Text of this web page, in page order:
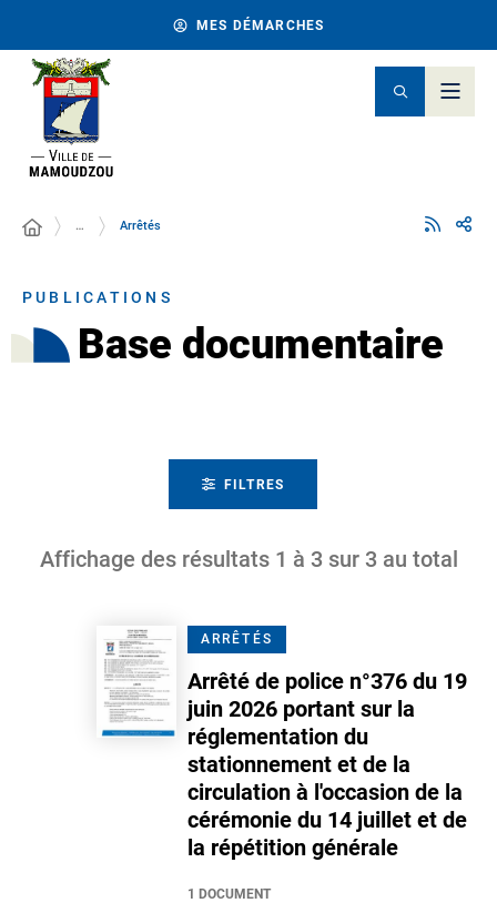
MES DÉMARCHES
… Arrêtés
PUBLICATIONS
Base documentaire
FILTRES
Affichage des résultats 1 à 3 sur 3 au total
ARRÊTÉS
Arrêté de police n°376 du 19
juin 2026 portant sur la
réglementation du
stationnement et de la
circulation à l'occasion de la
cérémonie du 14 juillet et de
la répétition générale
1 DOCUMENT